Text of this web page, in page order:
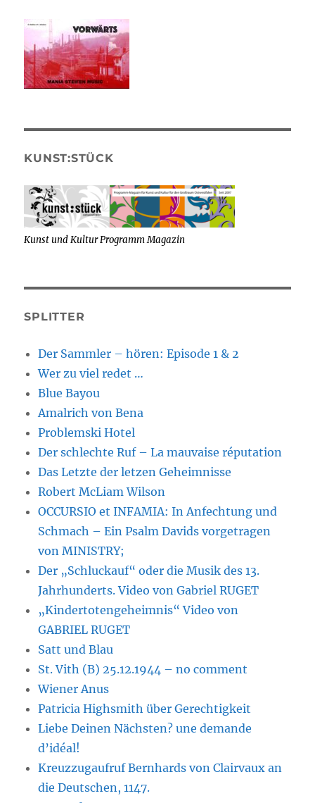
KUNST:STÜCK
Kunst und Kultur Programm Magazin
SPLITTER
Der Sammler – hören: Episode 1 & 2
Wer zu viel redet …
Blue Bayou
Amalrich von Bena
Problemski Hotel
Der schlechte Ruf – La mauvaise réputation
Das Letzte der letzen Geheimnisse
Robert McLiam Wilson
OCCURSIO et INFAMIA: In Anfechtung und
Schmach – Ein Psalm Davids vorgetragen
von MINISTRY;
Der „Schluckauf“ oder die Musik des 13.
Jahrhunderts. Video von Gabriel RUGET
„Kindertotengeheimnis“ Video von
GABRIEL RUGET
Satt und Blau
St. Vith (B) 25.12.1944 – no comment
Wiener Anus
Patricia Highsmith über Gerechtigkeit
Liebe Deinen Nächsten? une demande
d’idéal!
Kreuzzugaufruf Bernhards von Clairvaux an
die Deutschen, 1147.